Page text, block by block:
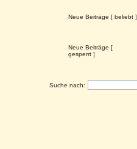
Neue Beiträge [ beliebt ]
Neue Beiträge [
gesperrt ]
Suche nach: